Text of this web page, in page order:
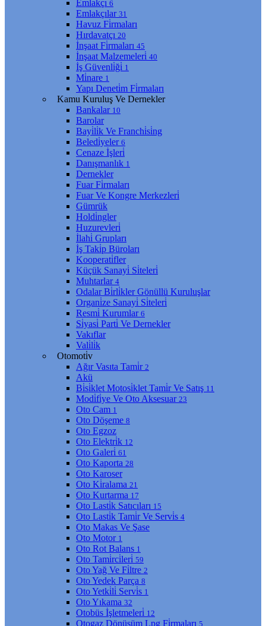
Emlakçı 6
Emlakçılar 31
Havuz Fi̇rmaları
Hırdavatçı 20
İnşaat Fi̇rmaları 45
İnşaat Malzemeleri̇ 40
İş Güvenli̇ği̇ 1
Mi̇nare 1
Yapı Deneti̇m Fi̇rmaları
Kamu Kuruluş Ve Dernekler
Bankalar 10
Barolar
Bayi̇li̇k Ve Franchi̇si̇ng
Beledi̇yeler 6
Cenaze İşleri̇
Danışmanlık 1
Dernekler
Fuar Fi̇rmaları
Fuar Ve Kongre Merkezleri̇
Gümrük
Holdi̇ngler
Huzurevleri̇
İlahi̇ Grupları
İş Taki̇p Büroları
Kooperati̇fler
Küçük Sanayi̇ Si̇teleri̇
Muhtarlar 4
Odalar Bi̇rli̇kler Gönüllü Kuruluşlar
Organi̇ze Sanayi̇ Si̇teleri̇
Resmi̇ Kurumlar 6
Si̇yasi̇ Parti̇ Ve Dernekler
Vakıflar
Vali̇li̇k
Otomoti̇v
Ağır Vasıta Tami̇r 2
Akü
Bi̇si̇klet Motosi̇klet Tami̇r Ve Satış 11
Modi̇fi̇ye Ve Oto Aksesuar 23
Oto Cam 1
Oto Döşeme 8
Oto Egzoz
Oto Elektri̇k 12
Oto Galeri̇ 61
Oto Kaporta 28
Oto Karoser
Oto Ki̇ralama 21
Oto Kurtarma 17
Oto Lasti̇k Satıcıları 15
Oto Lasti̇k Tami̇r Ve Servi̇s 4
Oto Makas Ve Şase
Oto Motor 1
Oto Rot Balans 1
Oto Tami̇rci̇leri̇ 59
Oto Yağ Ve Fi̇ltre 2
Oto Yedek Parça 8
Oto Yetki̇li̇ Servi̇s 1
Oto Yıkama 32
Otobüs İşletmeleri̇ 12
Otogaz Dönüşüm Lpg Fi̇rmaları 5